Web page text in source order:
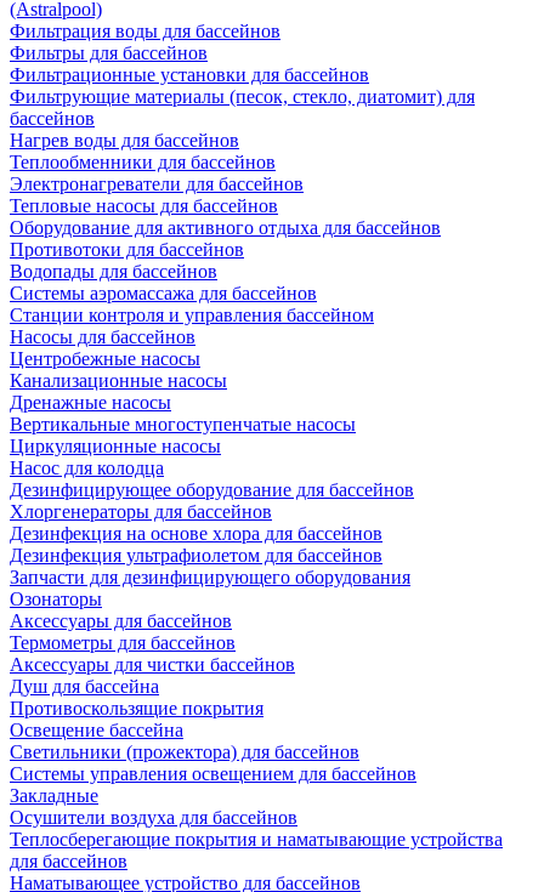
(Astralpool)
Фильтрация воды для бассейнов
Фильтры для бассейнов
Фильтрационные установки для бассейнов
Фильтрующие материалы (песок, стекло, диатомит) для
бассейнов
Нагрев воды для бассейнов
Теплообменники для бассейнов
Электронагреватели для бассейнов
Тепловые насосы для бассейнов
Оборудование для активного отдыха для бассейнов
Противотоки для бассейнов
Водопады для бассейнов
Системы аэромассажа для бассейнов
Станции контроля и управления бассейном
Насосы для бассейнов
Центробежные насосы
Канализационные насосы
Дренажные насосы
Вертикальные многоступенчатые насосы
Циркуляционные насосы
Насос для колодца
Дезинфицирующее оборудование для бассейнов
Хлоргенераторы для бассейнов
Дезинфекция на основе хлора для бассейнов
Дезинфекция ультрафиолетом для бассейнов
Запчасти для дезинфицирующего оборудования
Озонаторы
Аксессуары для бассейнов
Термометры для бассейнов
Аксессуары для чистки бассейнов
Душ для бассейна
Противоскользящие покрытия
Освещение бассейна
Светильники (прожектора) для бассейнов
Системы управления освещением для бассейнов
Закладные
Осушители воздуха для бассейнов
Теплосберегающие покрытия и наматывающие устройства
для бассейнов
Наматывающее устройство для бассейнов